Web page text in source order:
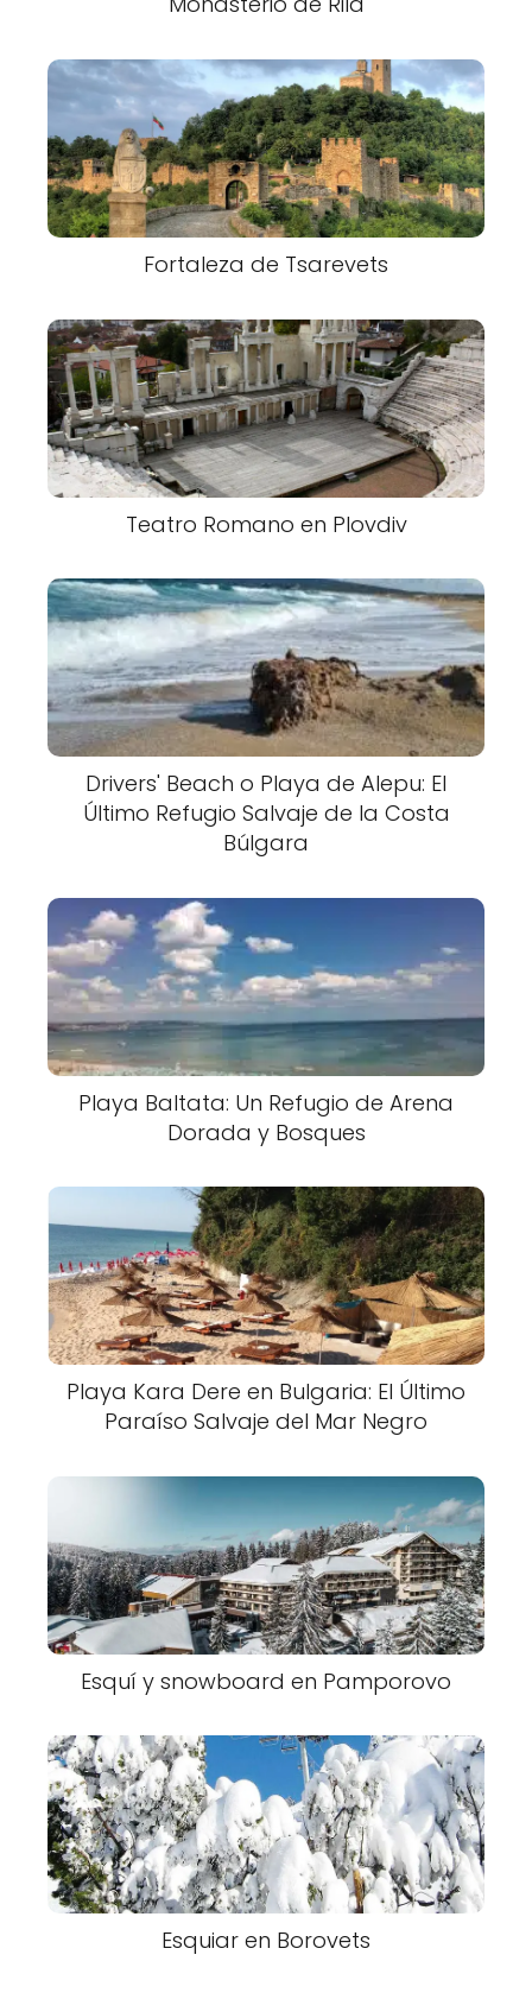
Fortaleza de Tsarevets
Teatro Romano en Plovdiv
Drivers' Beach o Playa de Alepu: El
Último Refugio Salvaje de la Costa
Búlgara
Playa Baltata: Un Refugio de Arena
Dorada y Bosques
Playa Kara Dere en Bulgaria: El Último
Paraíso Salvaje del Mar Negro
Esquí y snowboard en Pamporovo
Esquiar en Borovets